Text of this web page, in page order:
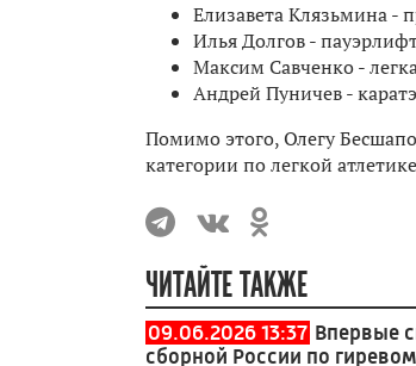
Елизавета Клязьмина -
Илья Долгов -
Максим Савченко -
Андрей Пуничев -
Помимо этого, Олегу
категории по легкой
ЧИТАЙТЕ ТАКЖЕ
09.06.2026 13:37 Впервые
сборной России по